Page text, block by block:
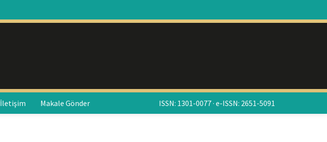
İletişim Makale Gönder ISSN: 1301-0077 · e-ISSN: 2651-5091